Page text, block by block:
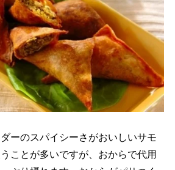
ーのスパイシーさがおいしいサモ
ことが多いですが、おからで代用